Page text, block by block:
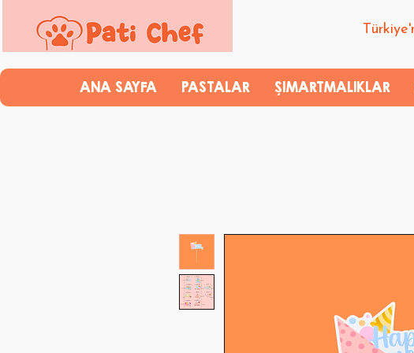
ANA SAYFA PASTALAR ŞIMARTMALIKLAR